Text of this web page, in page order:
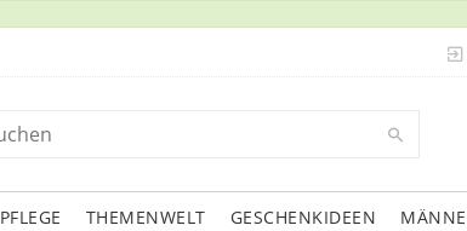
PFLEGE THEMENWELT GESCHENKIDEEN